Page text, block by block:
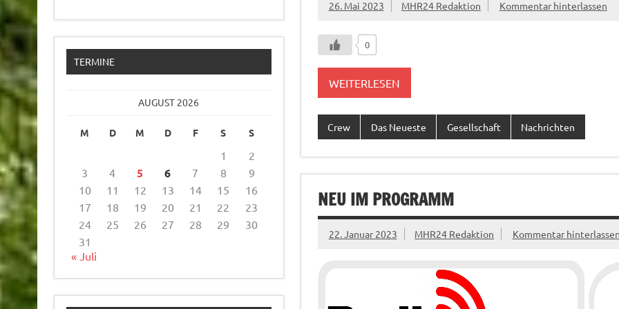
26. Mai 2023 MHR24 Redaktion Kommentar hinterlassen
0
WEITERLESEN
Crew Das Neueste Gesellschaft Nachrichten
NEU IM PROGRAMM
22. Januar 2023 MHR24 Redaktion Kommentar
TERMINE
AUGUST 2026
M D M D F S S
1
2
3
4 5 6 7 8
9
10
11 12 13 14 15
16
17
18 19 20 21 22
23
24
25 26 27 28 29
30
31
« Juli